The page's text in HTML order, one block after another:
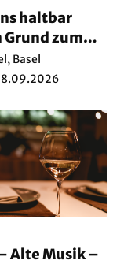
haltbar
zum
Basel
Alte Musik –